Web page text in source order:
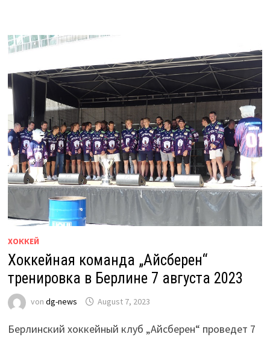
ХОККЕЙ
Хоккейная команда „Айсберен“
тренировка в Берлине 7 августа 2023
von dg-news August 7, 2023
Берлинский хоккейный клуб „Айсберен“ проведет 7